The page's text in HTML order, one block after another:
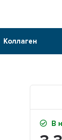
Коллаген
В